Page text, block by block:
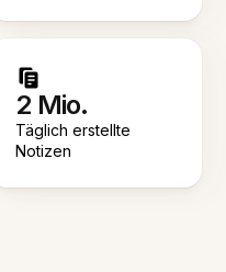
2 Mio.
Täglich erstellte
Notizen